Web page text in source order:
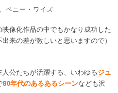
ペニー・ワイズ
映像化作品の中でもかなり成功した
来の差が激しいと思いますので）
公たちが活躍する、いわゆるジュ
80年代のあるあるシーンなども沢